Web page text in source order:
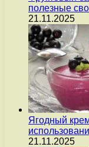
полезные
21.11.2025
Ягодный
21.11.2025